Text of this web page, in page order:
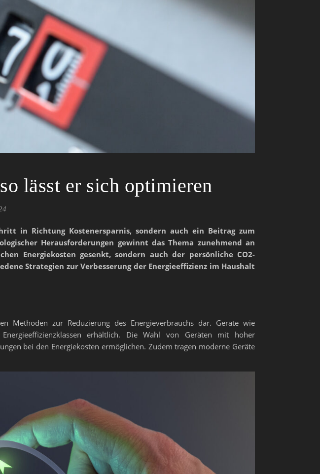
lässt er sich optimieren
in Richtung Kostenersparnis, sondern auch ein Beitrag zum
Herausforderungen gewinnt das Thema zunehmend an
Energiekosten gesenkt, sondern auch der persönliche CO2-
Strategien zur Verbesserung der Energieeffizienz im Haushalt
Methoden zur Reduzierung des Energieverbrauchs dar. Geräte wie
erhältlich. Die Wahl von Geräten mit hoher
bei den Energiekosten ermöglichen. Zudem tragen moderne Geräte